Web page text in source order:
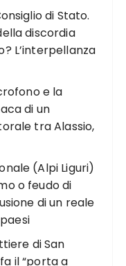
di Stato.
discordia
L’interpellanza
e la
di un
tra Alassio,
(Alpi Liguri)
o feudo di
di un reale
di San
il “porta a